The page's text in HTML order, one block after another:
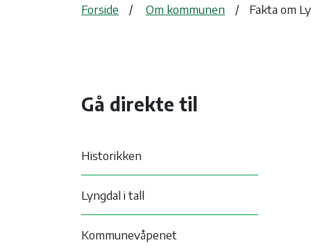
Forside Om kommunen Fakta om
Gå direkte til
Historikken
Lyngdal i tall
Kommunevåpenet